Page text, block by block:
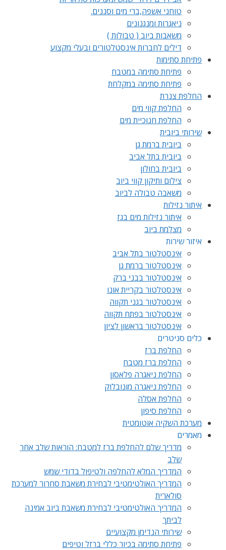
טוחני אשפה,ברי מים וסננים.
ניאגרות ומנגנונים
משאבות ביוב ( טבולות )
דילים לחברות אינסטלטורים ובעלי מקצוע
פתיחת סתימות
פתיחת סתימה במטבח
פתיחת סתימה במקלחת
החלפת צנרת
החלפת קווי מים
החלפת חנוכיית מים
שירותי ביובית
ביובית ברמת גן
ביובית בתל אביב
ביובית בחולון
צילום ותיקון קווי ביוב
משאבה טבולה לביוב
איתור נזילות
איתור נזילות מים בגז
מצלמת ביוב
איזור שירות
אינסטלטור בתל אביב
אינסטלטור ברמת גן
אינסטלטור בבני ברק
אינסטלטור בקריית אונו
אינסטלטור בגני תקווה
אינסטלטור בפתח תקווה
אינסטלטור בראשון לציון
כלים סניטרים
החלפת ברז
החלפת ברז מטבח
החלפת ניאגרה פלאסון
החלפת ניאגרה מונובלוק
החלפת אסלה
החלפת סיפון
מערכת השקיה אוטומטית
מאמרים
מדריך שלם להחלפת ברז למטבח: הוראות שלב אחר
שלב
המדריך המלא להחלפה ולטיפול בדודי שמש
המדריך האולטימטיבי לבחירת משאבת סחרור למערכת
סולארית
המדריך האולטימטיבי לבחירת משאבת ביוב אמינה
לביתך
שירותי הנדימן מקצועיים
פתיחת סתימה בכיור כללי ברזל וטיפים